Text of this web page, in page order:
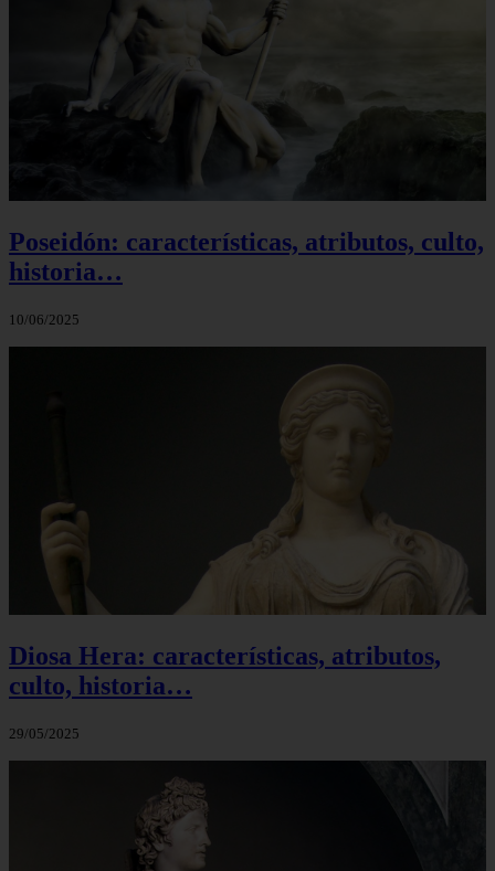
Poseidón: características, atributos, culto,
historia…
10/06/2025
Diosa Hera: características, atributos,
culto, historia…
29/05/2025